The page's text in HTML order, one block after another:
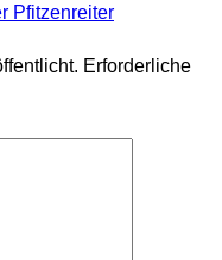
Pfitzenreiter
Erforderliche